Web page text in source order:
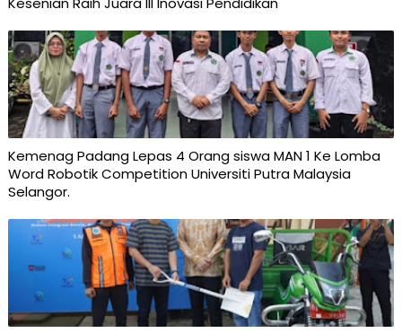
Kemenag Padang Lepas 4 Orang siswa MAN 1 Ke Lomba
Word Robotik Competition Universiti Putra Malaysia
Selangor.